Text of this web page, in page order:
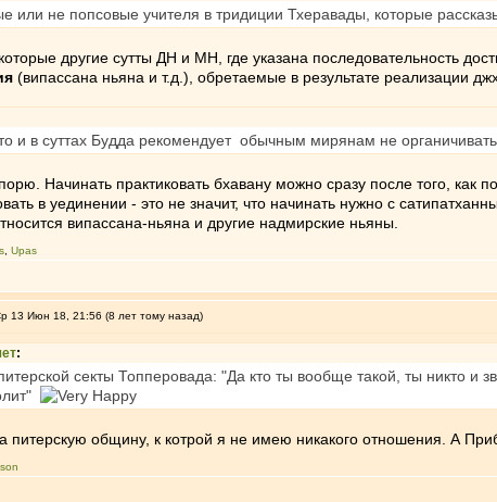
или не попсовые учителя в тридиции Тхеравады, которые
другие сутты ДН и МН, где указана последовательность
(випассана ньяна и т.д.), обретаемые в результате реализации
и в суттах Будда рекомендует обычным мирянам не
Начинать практиковать бхавану можно сразу после того, как
в уединении - это не значит, что начинать нужно с
випассана-ньяна и другие надмирские ньяны.
Upas
13 Июн 18, 21:56 (8 лет тому назад)
:
секты Топперовада: "Да кто ты вообще такой, ты никто и
питерскую общину, к котрой я не имею никакого отношения. А